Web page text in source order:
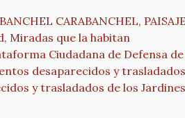
CARABANCHEL,
Miradas que la habitan
Ciudadana de Defensa
desaparecidos y
y trasladados de los